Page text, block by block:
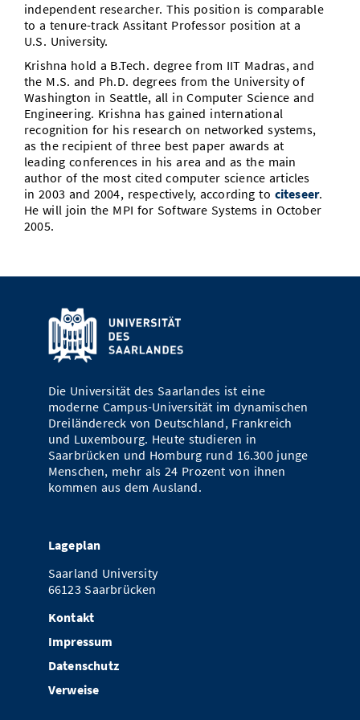
Vom Studium in den Beruf
Study Scheduler
Bibliothek
Open Science/Open Access
Start-ups
IT-Themenabend
Ranking
Zahlen & Fakten
Preise, Auszeichnungen und Förderungen
Kontakt
SIC Merchandise
SIC Podcast
Anfahrt
AnsprechpartnerInnen, Personen, Forschungsgruppen
Termine, Vorträge und Veranstaltungen
Alumni
independent researcher. This position is comparable
to a tenure-track Assitant Professor position at a
U.S. University.
Krishna hold a B.Tech. degree from IIT Madras, and
the M.S. and Ph.D. degrees from the University of
Washington in Seattle, all in Computer Science and
Engineering. Krishna has gained international
recognition for his research on networked systems,
as the recipient of three best paper awards at
leading conferences in his area and as the main
author of the most cited computer science articles
in 2003 and 2004, respectively, according to citeseer.
He will join the MPI for Software Systems in October
2005.
Die Universität des Saarlandes ist eine
moderne Campus-Universität im dynamischen
Dreiländereck von Deutschland, Frankreich
und Luxembourg. Heute studieren in
Saarbrücken und Homburg rund 16.300 junge
Menschen, mehr als 24 Prozent von ihnen
kommen aus dem Ausland.
Lageplan
Saarland University
66123 Saarbrücken
Kontakt
Impressum
Datenschutz
Verweise